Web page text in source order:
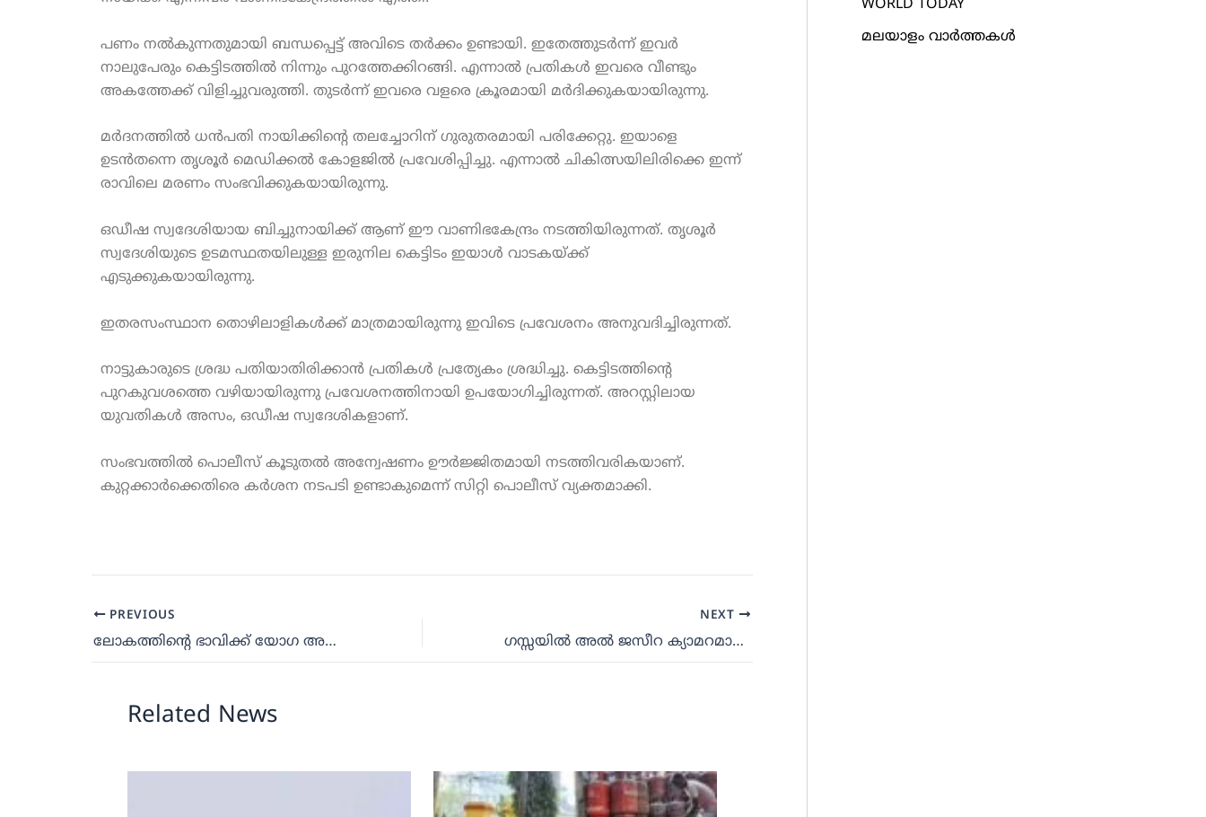
പണം നൽകുന്നതുമായി ബന്ധപ്പെട്ട് അവിടെ തർക്കം ഉണ്ടായി. ഇതേത്തുടർന്ന് ഇവർ
നാലുപേരും കെട്ടിടത്തിൽ നിന്നും പുറത്തേക്കിറങ്ങി. എന്നാൽ പ്രതികൾ ഇവരെ വീണ്ടും
അകത്തേക്ക് വിളിച്ചുവരുത്തി. തുടർന്ന് ഇവരെ വളരെ ക്രൂരമായി മർദിക്കുകയായിരുന്നു.
മർദനത്തിൽ ധൻപതി നായിക്കിന്റെ തലച്ചോറിന് ഗുരുതരമായി പരിക്കേറ്റു. ഇയാളെ
ഉടൻതന്നെ തൃശൂർ മെഡിക്കൽ കോളജിൽ പ്രവേശിപ്പിച്ചു. എന്നാൽ ചികിത്സയിലിരിക്കെ ഇന്ന്
രാവിലെ മരണം സംഭവിക്കുകയായിരുന്നു.
ഒഡീഷ സ്വദേശിയായ ബിച്ചുനായിക്ക് ആണ് ഈ വാണിഭകേന്ദ്രം നടത്തിയിരുന്നത്. തൃശൂർ
സ്വദേശിയുടെ ഉടമസ്ഥതയിലുള്ള ഇരുനില കെട്ടിടം ഇയാൾ വാടകയ്ക്ക്
എടുക്കുകയായിരുന്നു.
ഇതരസംസ്ഥാന തൊഴിലാളികൾക്ക് മാത്രമായിരുന്നു ഇവിടെ പ്രവേശനം അനുവദിച്ചിരുന്നത്.
നാട്ടുകാരുടെ ശ്രദ്ധ പതിയാതിരിക്കാൻ പ്രതികൾ പ്രത്യേകം ശ്രദ്ധിച്ചു. കെട്ടിടത്തിന്റെ
പുറകുവശത്തെ വഴിയായിരുന്നു പ്രവേശനത്തിനായി ഉപയോഗിച്ചിരുന്നത്. അറസ്റ്റിലായ
യുവതികൾ അസം, ഒഡീഷ സ്വദേശികളാണ്.
സംഭവത്തിൽ പൊലീസ് കൂടുതൽ അന്വേഷണം ഊർജ്ജിതമായി നടത്തിവരികയാണ്.
കുറ്റക്കാർക്കെതിരെ കർശന നടപടി ഉണ്ടാകുമെന്ന് സിറ്റി പൊലീസ് വ്യക്തമാക്കി.
PREVIOUS
ലോകത്തിന്റെ ഭാവിക്ക് യോഗ അനിവാര്യം; യോഗാദിന സന്ദേശവുമായി പ്രധാനമന്ത്രി നരേന്ദ്ര മോദി
NEXT
ഗസ്സയിൽ അൽ ജസീറ ക്യാമറമാൻ കൊല്ലപ്പെട്ടു: ഹമാസ് ബന്ധം ആരോപിച്ച് ഇസ്രയേൽ
Related News
WORLD TODAY
മലയാളം വാർത്തകൾ